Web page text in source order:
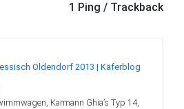
1 Ping / Trackback
Oldendorf 2013 | Käferblog
Karmann Ghia’s Typ 14,